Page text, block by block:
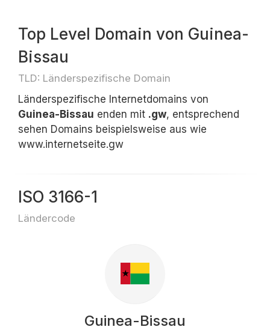
Top Level Domain von Guinea-
Bissau
TLD: Länderspezifische Domain
Länderspezifische Internetdomains von
Guinea-Bissau enden mit .gw, entsprechend
sehen Domains beispielsweise aus wie
www.internetseite.gw
ISO 3166-1
Ländercode
Guinea-Bissau